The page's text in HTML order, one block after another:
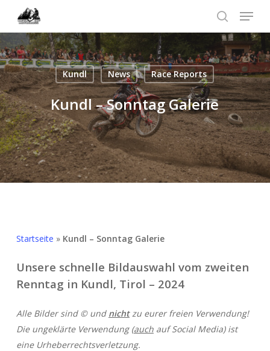
main
content
Menu
Kundl News Race Reports
Kundl – Sonntag Galerie
Startseite » Kundl – Sonntag Galerie
Unsere schnelle Bildauswahl vom zweiten
Renntag in Kundl, Tirol – 2024
Alle Bilder sind © und nichtzu eurer freien Verwendung!
Die ungeklärte Verwendung (auchauf Social Media) ist
eine Urheberrechtsverletzung.
Menü